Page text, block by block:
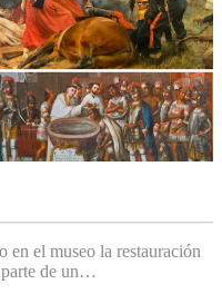
en el museo la restauración
parte de un…